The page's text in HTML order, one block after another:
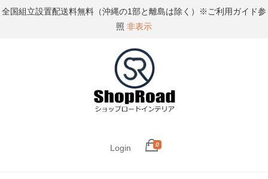
Login 0
全国組立設置配送料無料（沖縄の1部と離島は除く）※ご利用ガイド参
照 非表示